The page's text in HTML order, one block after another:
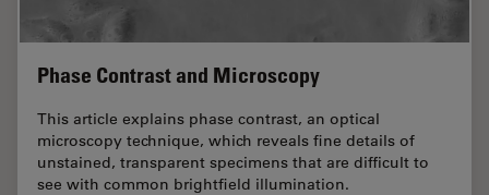
Phase Contrast and Microscopy
This article explains phase contrast, an optical
microscopy technique, which reveals fine details of
unstained, transparent specimens that are difficult to
see with common brightfield illumination.